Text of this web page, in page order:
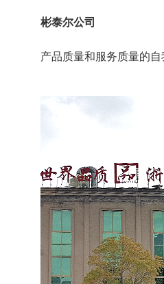
彬泰尔公司
产品质量和服务质量的自